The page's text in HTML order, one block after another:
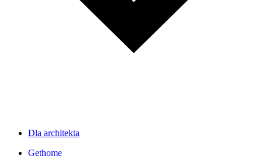
Dla architekta
Gethome